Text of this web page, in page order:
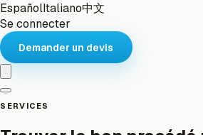
EspañolItaliano中文
Se connecter
Demander un devis
SERVICES